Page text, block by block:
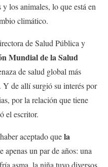
los animales, lo que está en
climático.
de Salud Pública y
Mundial de la Salud
de salud global más
Y de allí surgió su interés por
por la relación que tiene
el escritor.
aceptado quela
apenas un par de años: una
asma, la niña tuvo diversos